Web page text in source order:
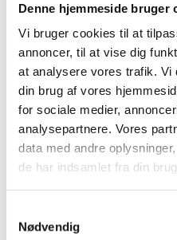
Denne hjemmeside bruger
Vi bruger cookies til at
annoncer, til at vise dig
at analysere vores trafik. Vi
din brug af vores
for sociale medier,
analysepartnere. Vores
data med andre
de har indsamlet fra din
Nødvendig
oplyse dit fulde navn,
skriftlig henvendelse. Du
til at tale med en præst,
Husk, at det er gratis at
og Kirkeministeriet har
godkendelser til enkelte
udmeldelsesprocedure.
af NEM-ID. Der kræves
navn, adresse og
bopælssogn.
forældremyndigheden